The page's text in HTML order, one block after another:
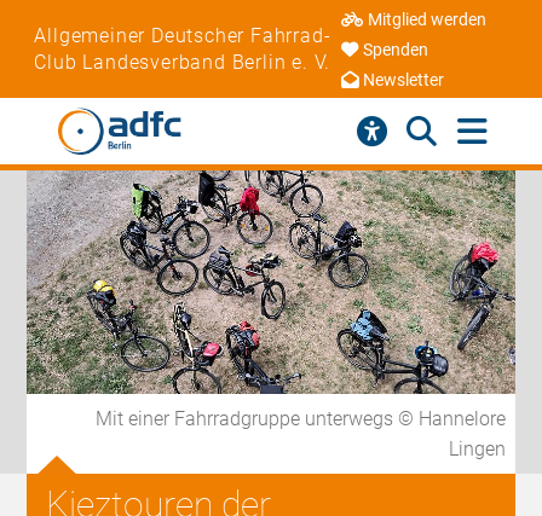
Allgemeiner Deutscher Fahrrad-
Club Landesverband Berlin e. V.
Mitglied werden
Spenden
Newsletter
Mit einer Fahrradgruppe unterwegs © Hannelore
Lingen
Kieztouren der